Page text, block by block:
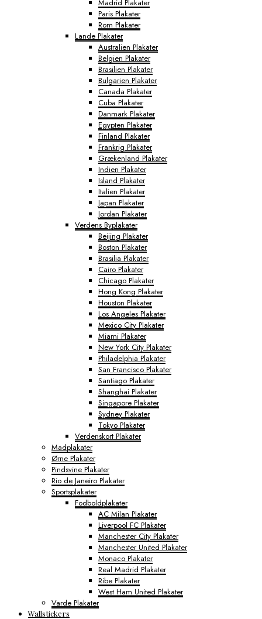
Madrid Plakater
Paris Plakater
Rom Plakater
Lande Plakater
Australien Plakater
Belgien Plakater
Brasilien Plakater
Bulgarien Plakater
Canada Plakater
Cuba Plakater
Danmark Plakater
Egypten Plakater
Finland Plakater
Frankrig Plakater
Grækenland Plakater
Indien Plakater
Island Plakater
Italien Plakater
Japan Plakater
Jordan Plakater
Verdens Byplakater
Beijing Plakater
Boston Plakater
Brasilia Plakater
Cairo Plakater
Chicago Plakater
Hong Kong Plakater
Houston Plakater
Los Angeles Plakater
Mexico City Plakater
Miami Plakater
New York City Plakater
Philadelphia Plakater
San Francisco Plakater
Santiago Plakater
Shanghai Plakater
Singapore Plakater
Sydney Plakater
Tokyo Plakater
Verdenskort Plakater
Madplakater
Ørne Plakater
Pindsvine Plakater
Rio de Janeiro Plakater
Sportsplakater
Fodboldplakater
AC Milan Plakater
Liverpool FC Plakater
Manchester City Plakater
Manchester United Plakater
Monaco Plakater
Real Madrid Plakater
Ribe Plakater
West Ham United Plakater
Varde Plakater
Wallstickers